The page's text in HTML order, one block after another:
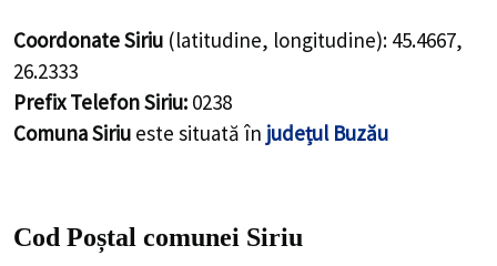
Coordonate Siriu (latitudine, longitudine): 45.4667,
26.2333
Prefix Telefon Siriu: 0238
Comuna Siriu este situată în județul Buzău
Cod Poștal comunei Siriu